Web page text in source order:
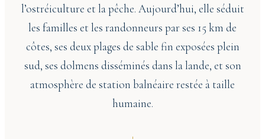
l’ostréiculture et la pêche. Aujourd’hui, elle séduit
les familles et les randonneurs par ses 15 km de
côtes, ses deux plages de sable fin exposées plein
sud, ses dolmens disséminés dans la lande, et son
atmosphère de station balnéaire restée à taille
humaine.